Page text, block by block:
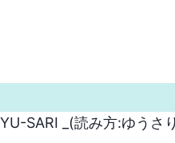
SARI _(読み方:ゆう